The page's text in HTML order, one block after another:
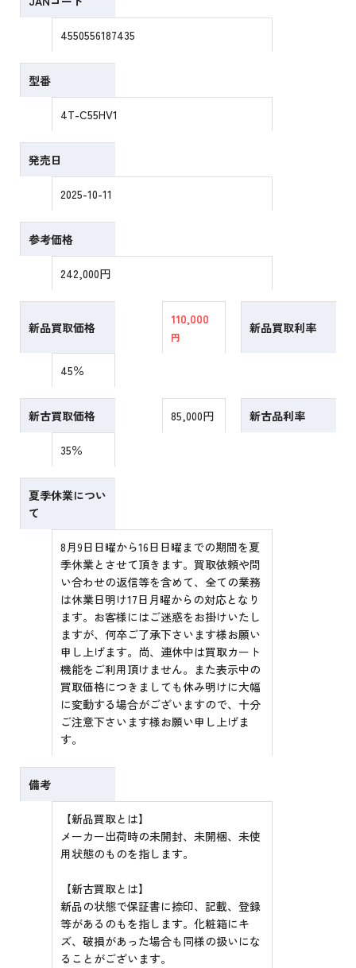
4550556187435
型番
4T-C55HV1
発売日
2025-10-11
参考価格
242,000円
新品買取価格
110,000
円
新品買取利率
45％
新古買取価格 85,000円 新古品利率
35％
夏季休業につい
て
8月9日日曜から16日日曜までの期間を夏
季休業とさせて頂きます。買取依頼や問
い合わせの返信等を含めて、全ての業務
は休業日明け17日月曜からの対応となり
ます。お客様にはご迷惑をお掛けいたし
ますが、何卒ご了承下さいます様お願い
申し上げます。尚、連休中は買取カート
機能をご利用頂けません。また表示中の
買取価格につきましても休み明けに大幅
に変動する場合がございますので、十分
ご注意下さいます様お願い申し上げま
す。
備考
【新品買取とは】
メーカー出荷時の未開封、未開梱、未使
用状態のものを指します。
【新古買取とは】
新品の状態で保証書に捺印、記載、登録
等があるのもを指します。化粧箱にキ
ズ、破損があった場合も同様の扱いにな
ることがございます。